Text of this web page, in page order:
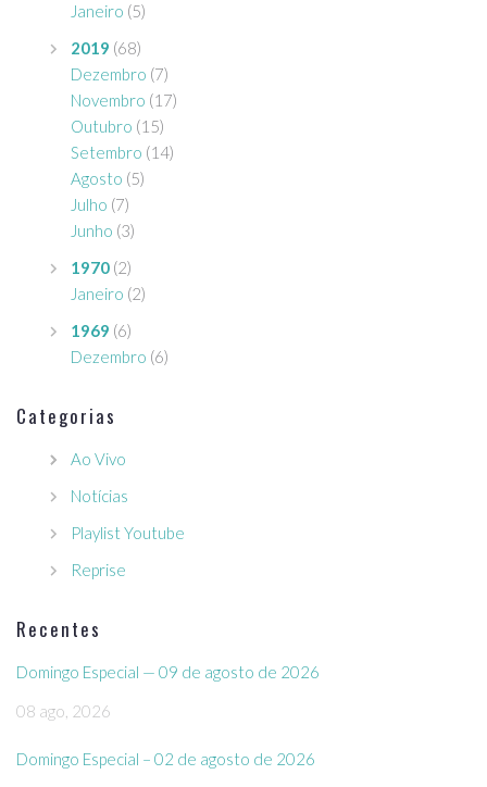
Janeiro (5)
2019 (68)
Dezembro (7)
Novembro (17)
Outubro (15)
Setembro (14)
Agosto (5)
Julho (7)
Junho (3)
1970 (2)
Janeiro (2)
1969 (6)
Dezembro (6)
Categorias
Ao Vivo
Notícias
Playlist Youtube
Reprise
Recentes
Domingo Especial — 09 de agosto de 2026
08 ago, 2026
Domingo Especial – 02 de agosto de 2026